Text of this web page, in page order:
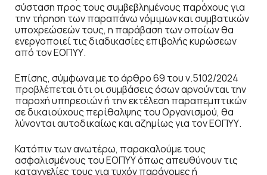
σύσταση προς τους συμβεβλημένους παρόχους για
την τήρηση των παραπάνω νόμιμων και συμβατικών
υποχρεώσεών τους, η παράβαση των οποίων θα
ενεργοποιεί τις διαδικασίες επιβολής κυρώσεων
από τον ΕΟΠΥΥ.
Επίσης, σύμφωνα με το άρθρο 69 του ν.5102/2024
προβλέπεται ότι οι συμβάσεις όσων αρνούνται την
παροχή υπηρεσιών ή την εκτέλεση παραπεμπτικών
σε δικαιούχους περίθαλψης του Οργανισμού, θα
λύνονται αυτοδικαίως και αζημίως για τον ΕΟΠΥΥ.
Κατόπιν των ανωτέρω, παρακαλούμε τους
ασφαλισμένους του ΕΟΠΥΥ όπως απευθύνουν τις
καταγγελίες τους για τυχόν παράνομες ή